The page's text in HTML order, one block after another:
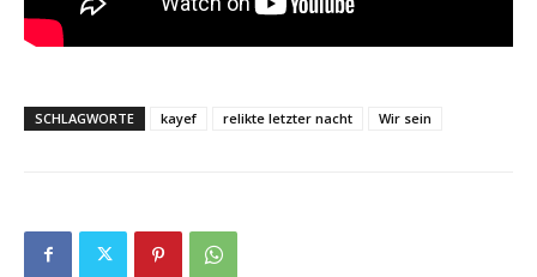
SCHLAGWORTE kayef relikte letzter nacht Wir sein